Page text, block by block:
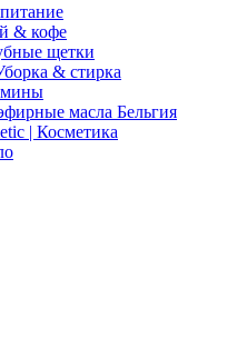
& кофе
щетки
& стирка
масла Бельгия
| Косметика